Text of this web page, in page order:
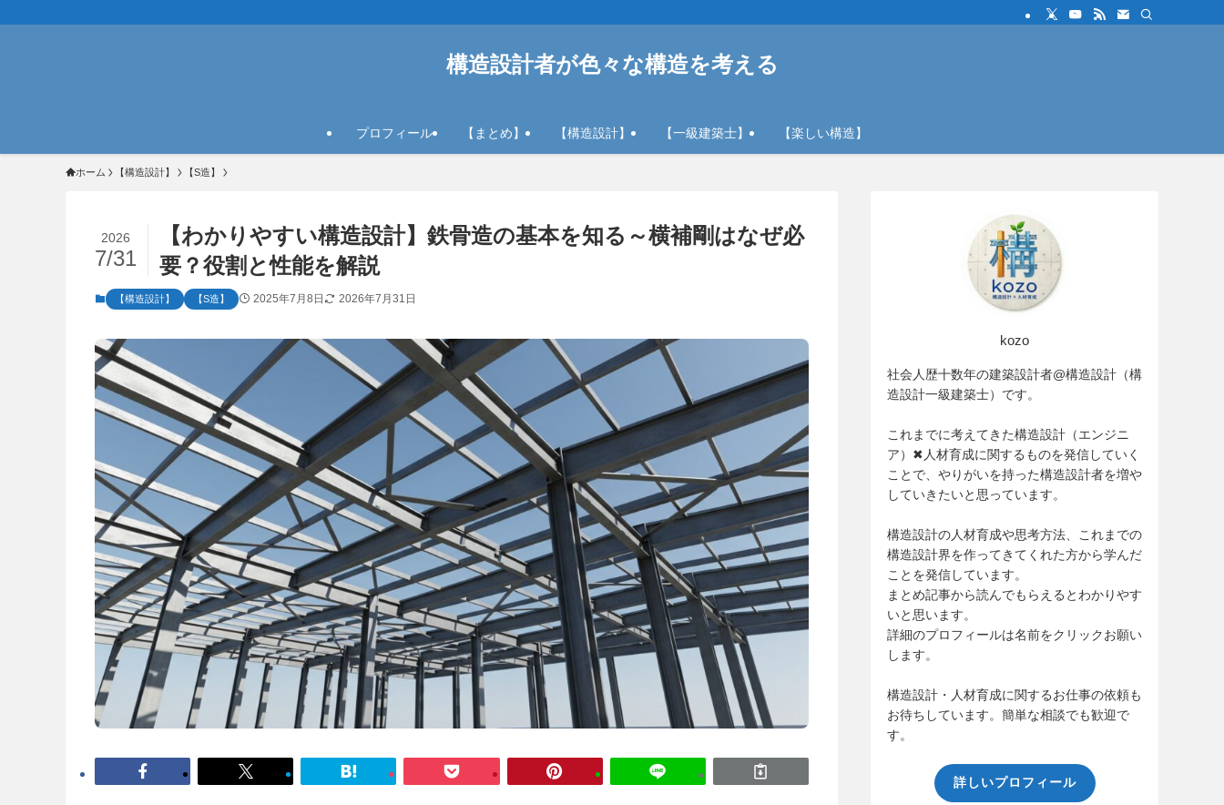
構造設計者が色々な構造を考える
プロフィール 【まとめ】 【構造設計】 【一級建築士】 【楽しい構造】
ホーム 【構造設計】 【S造】
【わかりやすい構造設計】鉄骨造の基本を知る～横補剛はなぜ必
要？役割と性能を解説
2026
7/31
【構造設計】 【S造】 2025年7月8日 2026年7月31日
kozo
社会人歴十数年の建築設計者@構造設計（構
造設計一級建築士）です。
これまでに考えてきた構造設計（エンジニ
ア）✖人材育成に関するものを発信していく
ことで、やりがいを持った構造設計者を増や
していきたいと思っています。
構造設計の人材育成や思考方法、これまでの
構造設計界を作ってきてくれた方から学んだ
ことを発信しています。
まとめ記事から読んでもらえるとわかりやす
いと思います。
詳細のプロフィールは名前をクリックお願い
します。
構造設計・人材育成に関するお仕事の依頼も
お待ちしています。簡単な相談でも歓迎で
す。
詳しいプロフィール